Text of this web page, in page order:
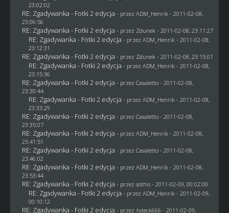
23:02:02
RE: Zgadywanka - Fotki 2 edycja - przez ADM_Henrik - 2011-02-08,
23:06:56
RE: Zgadywanka - Fotki 2 edycja - przez Zdunek - 2011-02-08, 23:11:27
RE: Zgadywanka - Fotki 2 edycja - przez ADM_Henrik - 2011-02-08,
23:12:31
RE: Zgadywanka - Fotki 2 edycja - przez Zdunek - 2011-02-08, 23:15:01
RE: Zgadywanka - Fotki 2 edycja - przez ADM_Henrik - 2011-02-08,
23:15:36
RE: Zgadywanka - Fotki 2 edycja - przez Casaletto- 2011-02-08,
23:30:44
RE: Zgadywanka - Fotki 2 edycja - przez ADM_Henrik - 2011-02-08,
23:33:29
RE: Zgadywanka - Fotki 2 edycja - przez Casaletto- 2011-02-08,
23:35:07
RE: Zgadywanka - Fotki 2 edycja - przez ADM_Henrik - 2011-02-08,
23:41:51
RE: Zgadywanka - Fotki 2 edycja - przez Casaletto- 2011-02-08,
23:46:02
RE: Zgadywanka - Fotki 2 edycja - przez ADM_Henrik - 2011-02-08,
23:53:44
RE: Zgadywanka - Fotki 2 edycja - przez sothis- 2011-02-09, 00:02:00
RE: Zgadywanka - Fotki 2 edycja - przez ADM_Henrik - 2011-02-09,
00:10:12
RE: Zgadywanka - Fotki 2 edycja - przez Asteck666 - 2011-02-09,